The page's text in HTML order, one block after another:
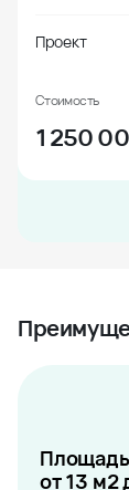
Проект
Стоимость
1 250
Площадь
от 13 м2